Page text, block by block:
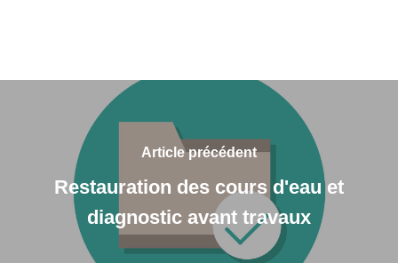
Article précédent
Restauration des cours d'eau et
diagnostic avant travaux